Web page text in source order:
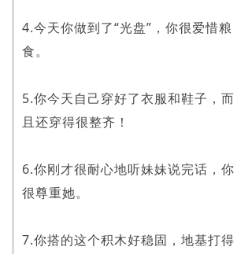
4.今天你做到了“光盘”，你很爱惜粮
食。
5.你今天自己穿好了衣服和鞋子，而
且还穿得很整齐！
6.你刚才很耐心地听妹妹说完话，你
很尊重她。
7.你搭的这个积木好稳固，地基打得